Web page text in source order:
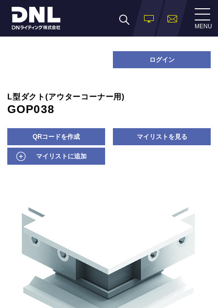
MENU
ログイン
L型ダクト(アウターコーナー用)
GOP038
QRコードを作成 マイリストを見る
マイリストに追加